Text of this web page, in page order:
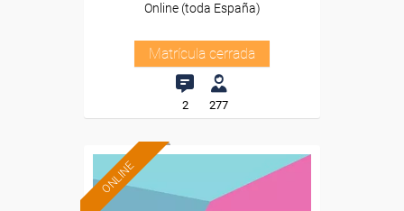
Online (toda España)
Matrícula cerrada
2 277
ONLINE